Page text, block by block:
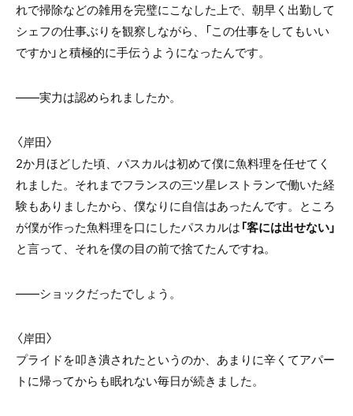
れで掃除などの雑用を完璧にこなした上で、朝早く出勤して
シェフの仕事ぶりを観察しながら、「この仕事をしてもいい
ですか」と積極的に手伝うようになったんです。
――実力は認められましたか。
〈岸田〉
2か月ほどした頃、パスカルは初めて僕に魚料理を任せてく
れました。それまでフランスの三ツ星レストランで働いた経
験もありましたから、僕なりに自信はあったんです。ところ
が僕が作った魚料理を口にしたパスカルは「客には出せない」
と言って、それを僕の目の前で捨てたんですね。
――ショックだったでしょう。
〈岸田〉
プライドを叩き潰されたというのか、あまりに辛くてアパー
トに帰ってからも眠れない毎日が続きました。